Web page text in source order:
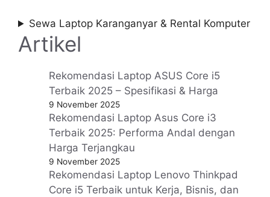
Sewa Laptop Karanganyar & Rental Komputer
Artikel
Rekomendasi Laptop ASUS Core i5
Terbaik 2025 – Spesifikasi & Harga
9 November 2025
Rekomendasi Laptop Asus Core i3
Terbaik 2025: Performa Andal dengan
Harga Terjangkau
9 November 2025
Rekomendasi Laptop Lenovo Thinkpad
Core i5 Terbaik untuk Kerja, Bisnis, dan